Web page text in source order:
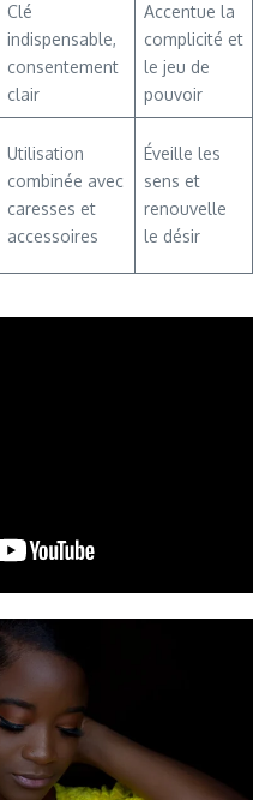
Clé
indispensable,
consentement
clair
Accentue la
complicité et
le jeu de
pouvoir
Utilisation
combinée avec
caresses et
accessoires
Éveille les
sens et
renouvelle
le désir